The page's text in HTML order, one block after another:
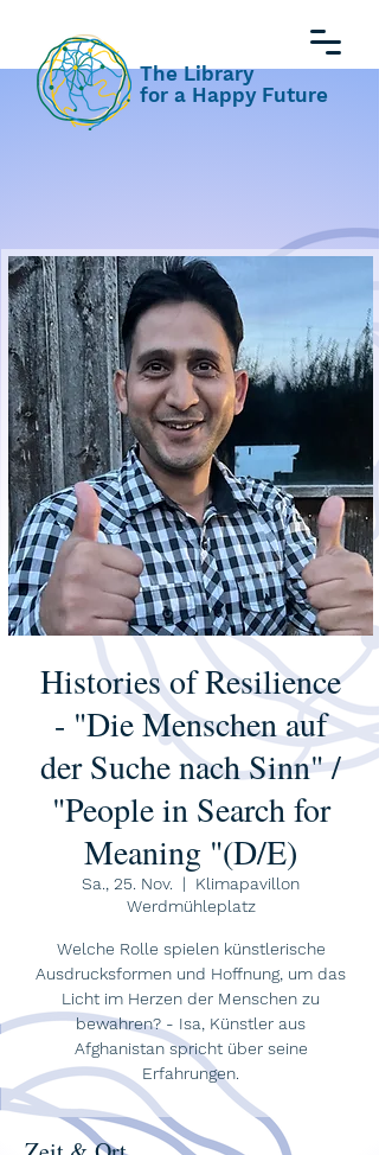
The Library
for a Happy Future
Histories of Resilience
- "Die Menschen auf
der Suche nach Sinn" /
"People in Search for
Meaning "(D/E)
Sa., 25. Nov.
  |
Klimapavillon
Werdmühleplatz
Welche Rolle spielen künstlerische
Ausdrucksformen und Hoffnung, um das
Licht im Herzen der Menschen zu
bewahren? - Isa, Künstler aus
Afghanistan spricht über seine
Erfahrungen.